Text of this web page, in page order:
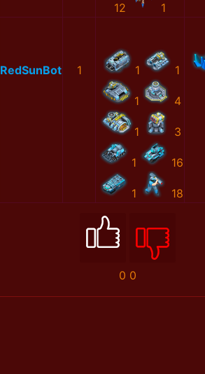
12 1
RedSunBot 1 1 1
1 4
1 3
1 16
1 18
0 0